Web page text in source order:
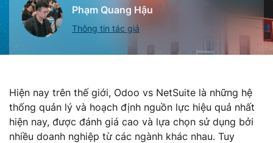
Phạm Quang Hậu
Thông tin tác giả
Hiện nay trên thế giới, Odoo vs NetSuite là những hệ
thống quản lý và hoạch định nguồn lực hiệu quả nhất
hiện nay, được đánh giá cao và lựa chọn sử dụng bởi
nhiều doanh nghiệp từ các ngành khác nhau. Tuy